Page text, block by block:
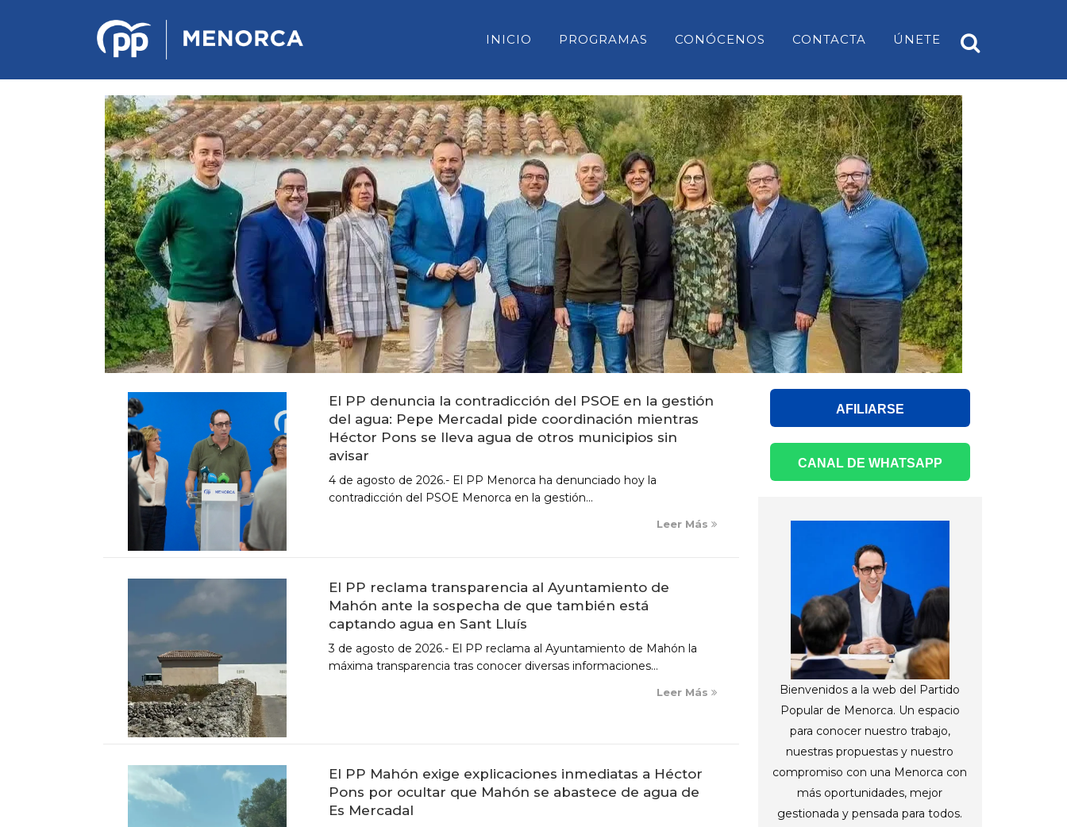
INICIO PROGRAMAS CONÓCENOS
PONENCIA DE ESTRATEGIA
POLÍTICA Y ECONÓMICA
REGLAMENTO DE ORGANIZACIÓN
DOCUMENTOS DEL 12 CONGRESO
INSULAR DE MENORCA
CONGRESO EXTRAORDINARIO PARA
LA ELECCIÓN DÉ COMITÉS
EJECUTIVOS LOCALES
CONSELL INSULAR DE MENORCA
PARLAMENT DE LES ILLES BALEARS
CONGRESO DE DIPUTADOS
SENADO
PP ES CASTELL
PP SANT LUÍS
PP MAHÓN
PP ALAIOR
PP ES MERCADAL I FORNELLS
PP ES MIGJORN GRAN
PP FERRERIES
PP CIUTADELLA
ACTUALIDAD
X CONGRESO NNGG MENORCA
EQUIPO DIRECTIVO NN.GG.
MENORCA
PONENCIA DE REGLAMENTO Y
ESTATUTOS
PONENCIA DE ACCIÓN POLÍTICA
CONTACTA ÚNETE
El PP denuncia la contradicción del PSOE en la gestión
del agua: Pepe Mercadal pide coordinación mientras
Héctor Pons se lleva agua de otros municipios sin
avisar
4 de agosto de 2026.- El PP Menorca ha denunciado hoy la
contradicción del PSOE Menorca en la gestión...
Leer Más
El PP reclama transparencia al Ayuntamiento de
Mahón ante la sospecha de que también está
captando agua en Sant Lluís
3 de agosto de 2026.- El PP reclama al Ayuntamiento de Mahón la
máxima transparencia tras conocer diversas informaciones...
Leer Más
El PP Mahón exige explicaciones inmediatas a Héctor
Pons por ocultar que Mahón se abastece de agua de
Es Mercadal
AFILIARSE
CANAL DE WHATSAPP
Bienvenidos a la web del Partido
Popular de Menorca. Un espacio
para conocer nuestro trabajo,
nuestras propuestas y nuestro
compromiso con una Menorca con
más oportunidades, mejor
gestionada y pensada para todos.